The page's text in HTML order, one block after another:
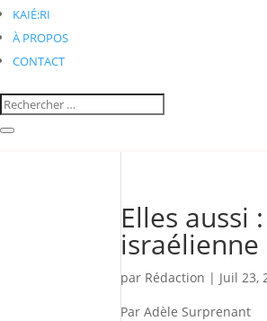
KAIÉ:RI
À PROPOS
CONTACT
Elles aussi
israélienne
par Rédaction | Juil 23,
Par Adèle Surprenant